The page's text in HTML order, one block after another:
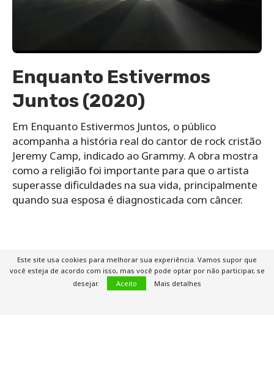
Enquanto Estivermos
Juntos (2020)
Em Enquanto Estivermos Juntos, o público
acompanha a história real do cantor de rock cristão
Jeremy Camp, indicado ao Grammy. A obra mostra
como a religião foi importante para que o artista
superasse dificuldades na sua vida, principalmente
quando sua esposa é diagnosticada com câncer.
Este site usa cookies para melhorar sua experiência. Vamos supor que
você esteja de acordo com isso, mas você pode optar por não participar, se
desejar.
Aceito Mais detalhes